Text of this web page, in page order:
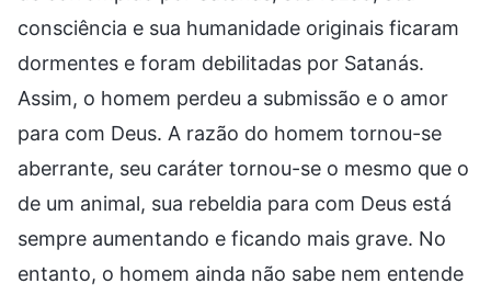
consciência e sua humanidade originais ficaram
dormentes e foram debilitadas por Satanás.
Assim, o homem perdeu a submissão e o amor
para com Deus. A razão do homem tornou-se
aberrante, seu caráter tornou-se o mesmo que o
de um animal, sua rebeldia para com Deus está
sempre aumentando e ficando mais grave. No
entanto, o homem ainda não sabe nem entende